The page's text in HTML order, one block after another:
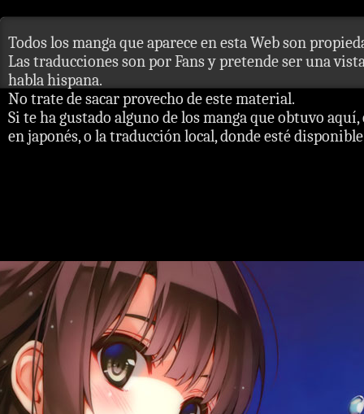
Todos los manga que aparece en esta Web son
Las traducciones son por Fans y pretende ser una
habla hispana.
No trate de sacar provecho de este material.
Si te ha gustado alguno de los manga que obtuvo
en japonés, o la traducción local, donde esté